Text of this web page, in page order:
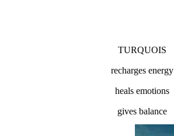
TURQUOIS
recharges energy
heals emotions
gives balance